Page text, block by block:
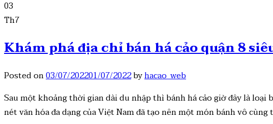
03
Th7
Khám phá địa chỉ bán há cảo quận 8
Posted on03/07/202201/07/2022byhacao_web
Sau một khoảng thời gian dài du nhập thì bánh há cảo giờ đây là
nét văn hóa đa dạng của Việt Nam đã tạo nên một món bánh vô